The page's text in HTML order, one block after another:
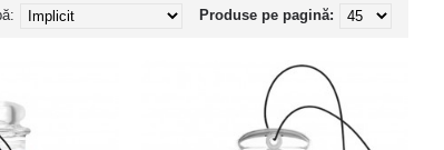
Produse pe pagină: